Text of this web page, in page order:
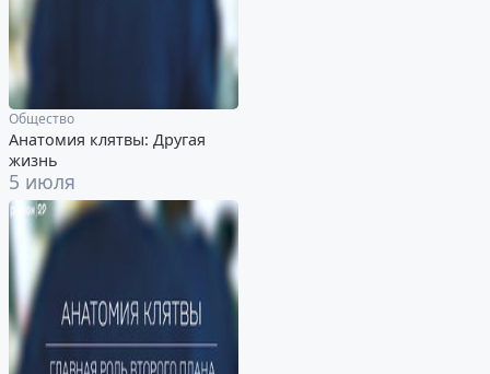
Общество
Анатомия клятвы: Другая
жизнь
5 июля